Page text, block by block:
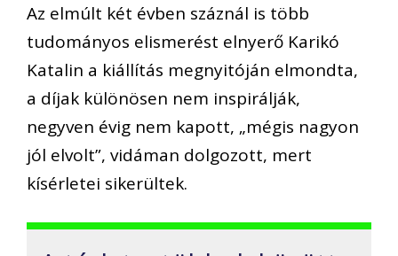
Az elmúlt két évben száznál is több
tudományos elismerést elnyerő Karikó
Katalin a kiállítás megnyitóján elmondta,
a díjak különösen nem inspirálják,
negyven évig nem kapott, „mégis nagyon
jól elvolt”, vidáman dolgozott, mert
kísérletei sikerültek.